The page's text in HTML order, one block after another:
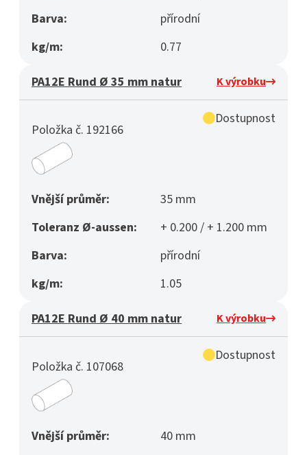
Barva:
přírodní
kg/m:
0.77
PA12E Rund Ø 35 mm natur K výrobku
Položka č. 192166
Dostupnost
Vnější průměr:
35 mm
Toleranz Ø-aussen:
+ 0.200 / + 1.200 mm
Barva:
přírodní
kg/m:
1.05
PA12E Rund Ø 40 mm natur K výrobku
Položka č. 107068
Dostupnost
Vnější průměr:
40 mm